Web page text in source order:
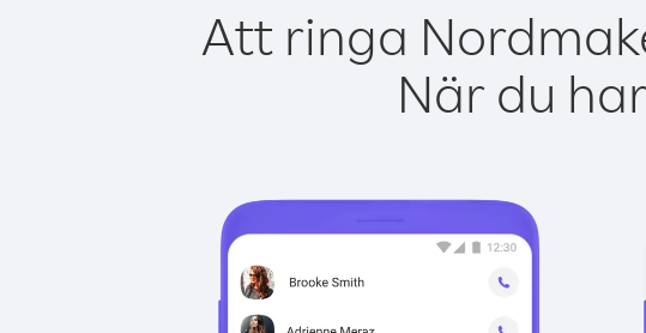
Att ringa
När du